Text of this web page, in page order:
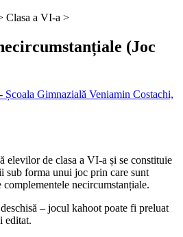
Clasa a VI-a >
(Joc
Școala Gimnazială Veniamin Costachi,
elevilor de clasa a VI-a și se constituie
sub forma unui joc prin care sunt
complementele necircumstanțiale.
– jocul kahoot poate fi preluat
editat.